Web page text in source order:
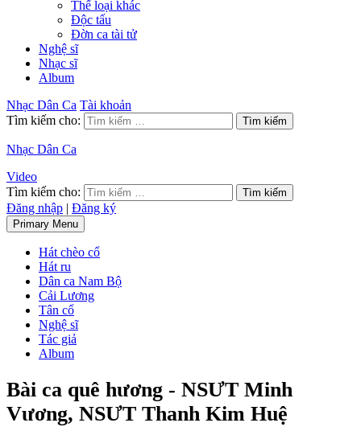
Thể loại khác
Độc tấu
Đờn ca tài tử
Nghệ sĩ
Nhạc sĩ
Album
Nhạc Dân Ca Tài khoản
Tìm kiếm cho:
Nhạc Dân Ca
Video
Tìm kiếm cho:
Đăng nhập | Đăng ký
Primary Menu
Hát chèo cổ
Hát ru
Dân ca Nam Bộ
Cải Lương
Tân cổ
Nghệ sĩ
Tác giả
Album
Bài ca quê hương - NSƯT Minh
Vương, NSƯT Thanh Kim Huệ